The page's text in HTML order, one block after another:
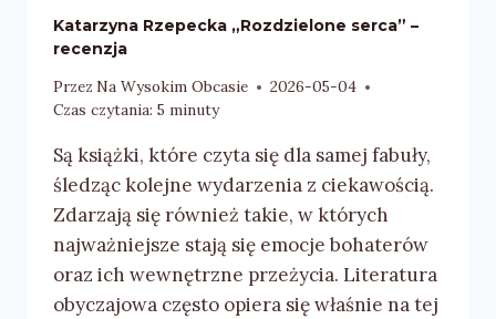
Katarzyna Rzepecka „Rozdzielone serca” –
recenzja
Przez Na Wysokim Obcasie
2026-05-04
Czas czytania: 5 minuty
Są książki, które czyta się dla samej fabuły,
śledząc kolejne wydarzenia z ciekawością.
Zdarzają się również takie, w których
najważniejsze stają się emocje bohaterów
oraz ich wewnętrzne przeżycia. Literatura
obyczajowa często opiera się właśnie na tej